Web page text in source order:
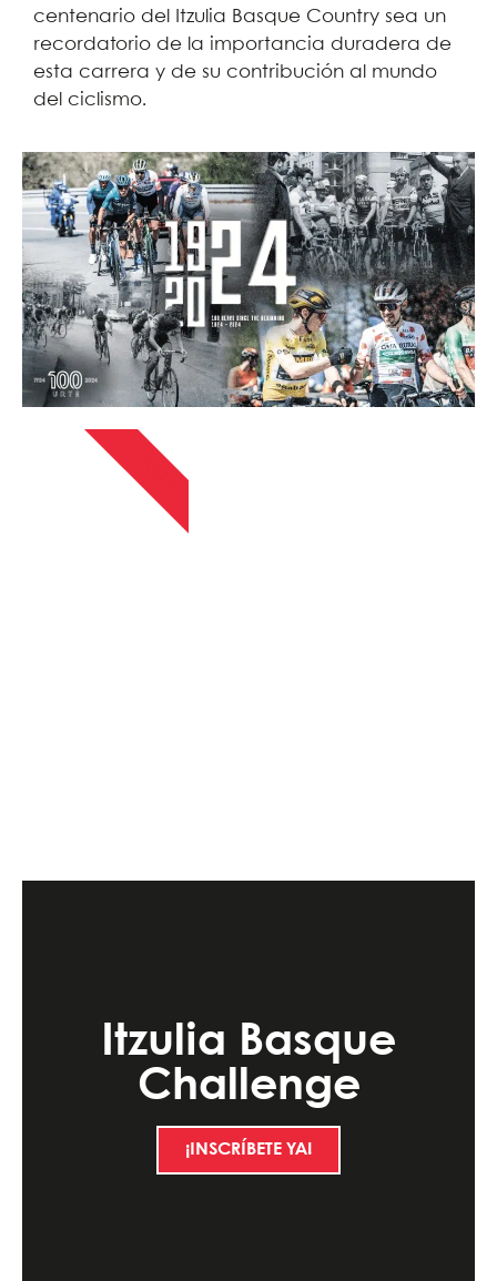
centenario del Itzulia Basque Country sea un
recordatorio de la importancia duradera de
esta carrera y de su contribución al mundo
del ciclismo.
Itzulia Basque
Challenge
¡INSCRÍBETE YA!
13 ABRIL